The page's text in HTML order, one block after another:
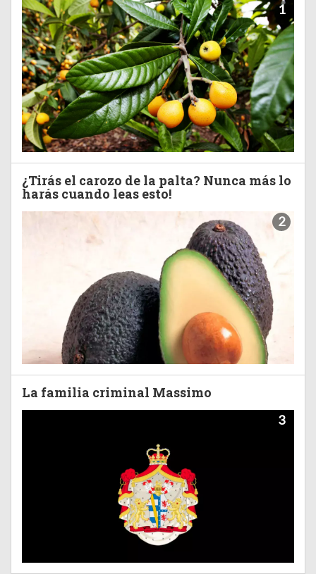
1
¿Tirás el carozo de la palta? Nunca más lo
harás cuando leas esto!
2
La familia criminal Massimo
3